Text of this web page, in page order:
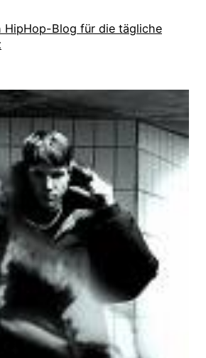
HipHop-Blog für die tägliche